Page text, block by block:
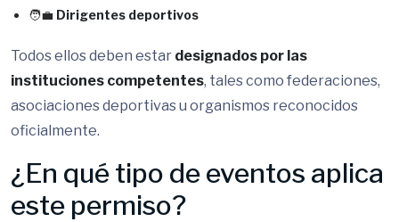
🧑‍💼 Dirigentes deportivos
Todos ellos deben estar designados por las
instituciones competentes, tales como federaciones,
asociaciones deportivas u organismos reconocidos
oficialmente.
¿En qué tipo de eventos aplica
este permiso?